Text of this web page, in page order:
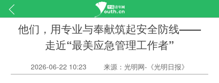
他们，用专业与奉献筑起安全防线——
走近“最美应急管理工作者”
2026-06-22 10:23 来源：光明网-《光明日报》